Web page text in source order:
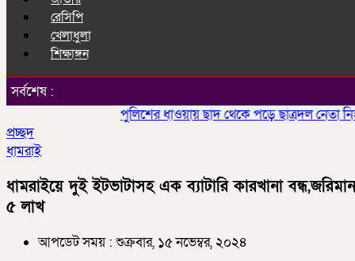
রেসিপি
খেলাধুলা
শিক্ষাঙ্গন
সর্বশেষ :
পুলিশের ধাওয়ায় ছাদ থেকে পড়ে ছাত্রদল নেতা
প্রচ্ছদ
ধামরাই
ধামরাইয়ে দুই ইটভাটাসহ এক ব্যাটারি কারখানা
৫ লাখ
আপডেট সময় : শুক্রবার, ১৫ নভেম্বর, ২০২৪